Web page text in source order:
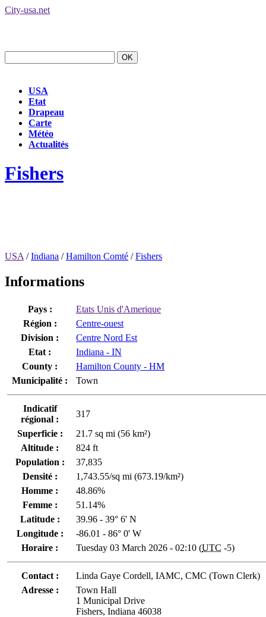
City-usa.net
USA
Etat
Drapeau
Carte
Météo
Actualités
Fishers
USA /Indiana /Hamilton Comté /Fishers
Informations
Pays :
Etats Unis d'Amerique
Région :
Centre-ouest
Division :
Centre Nord Est
Etat :
Indiana - IN
County :
Hamilton County - HM
Municipalité :
Town
Indicatif
régional :
317
Superficie :
21.7 sq mi (56 km²)
Altitude :
824 ft
Population :
37,835
Densité :
1,743.55/sq mi (673.19/km²)
Homme :
48.86%
Femme :
51.14%
Latitude :
39.96 - 39° 6' N
Longitude :
-86.01 - 86° 0' W
Horaire :
Tuesday 03 March 2026 - 02:10 (UTC -5)
Contact :
Linda Gaye Cordell, IAMC, CMC (Town Clerk)
Adresse :
Town Hall
1 Municipal Drive
Fishers, Indiana 46038